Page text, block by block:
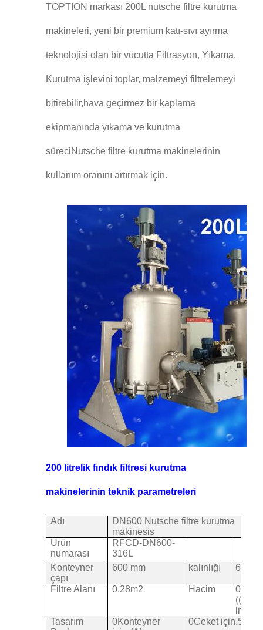
TOPTION markası 200L nutsche filtre kurutma
makineleri, yeni bir premium katı-sıvı ayırma
teknolojisi olan bir vücutta Filtrasyon, Yıkama,
Kurutma işlevini toplar, malzemeyi filtrelemeyi
bitirebilir,hava geçirmez bir kaplama
ekipmanında yıkama ve kurutma
süreciNutsche filtre kurutma makinelerinin
kullanım oranını artırmak için.
200 litrelik fındık filtresi kurutma
makinelerinin teknik parametreleri
Adı
DN600 Nutsche filtre kurutma
makinesis
Ürün
numarası
RFCD-DN600-
316L
Konteyner
çapı
600 mm kalınlığı 6 mm
Filtre Alanı 0.28m2 Hacim
0.2m3
((200
litre)
Tasarım
0Konteyner
0Ceket için.5Mpa